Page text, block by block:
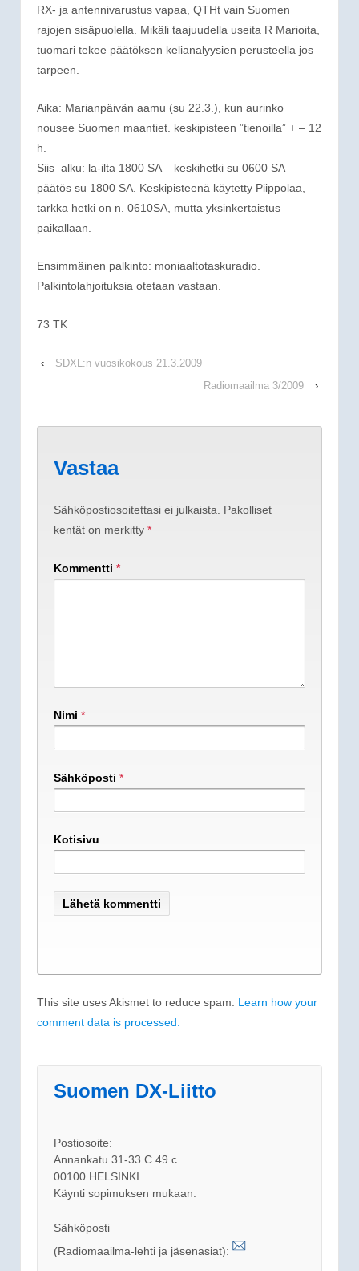
RX- ja antennivarustus vapaa, QTHt vain Suomen
rajojen sisäpuolella. Mikäli taajuudella useita R Marioita,
tuomari tekee päätöksen kelianalyysien perusteella jos
tarpeen.
Aika: Marianpäivän aamu (su 22.3.), kun aurinko
nousee Suomen maantiet. keskipisteen ”tienoilla” + – 12
h.
Siis alku: la-ilta 1800 SA – keskihetki su 0600 SA –
päätös su 1800 SA. Keskipisteenä käytetty Piippolaa,
tarkka hetki on n. 0610SA, mutta yksinkertaistus
paikallaan.
Ensimmäinen palkinto: moniaaltotaskuradio.
Palkintolahjoituksia otetaan vastaan.
73 TK
‹
SDXL:n vuosikokous 21.3.2009
Radiomaailma 3/2009
›
Vastaa
Sähköpostiosoitettasi ei julkaista. Pakolliset
kentät on merkitty *
Kommentti *
Nimi *
Sähköposti *
Kotisivu
This site uses Akismet to reduce spam. Learn how your
comment data is processed.
Suomen DX-Liitto
Postiosoite:
Annankatu 31-33 C 49 c
00100 HELSINKI
Käynti sopimuksen mukaan.
Sähköposti
(Radiomaailma-lehti ja jäsenasiat):